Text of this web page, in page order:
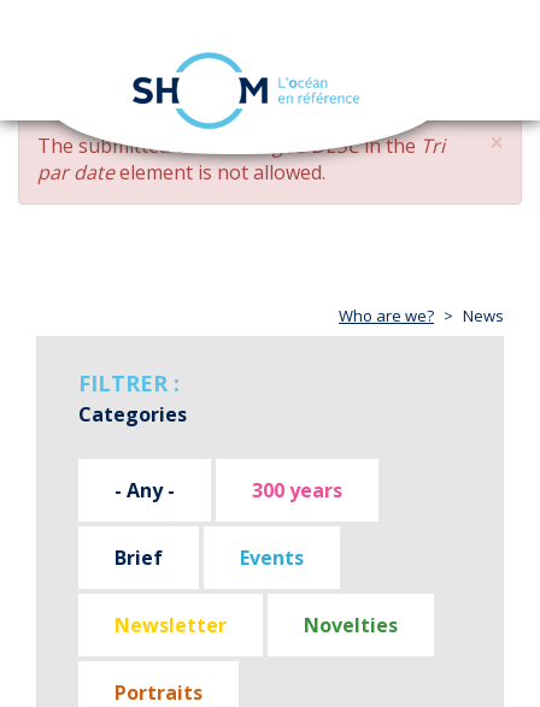
Skip
main
content
navigation
×
ERROR
MESSAGE
The submitted value changed DESCin the Tri
par dateelement is not allowed.
Who are we? News
FILTRER :
Categories
- Any - 300 years
Brief Events
Newsletter Novelties
Portraits